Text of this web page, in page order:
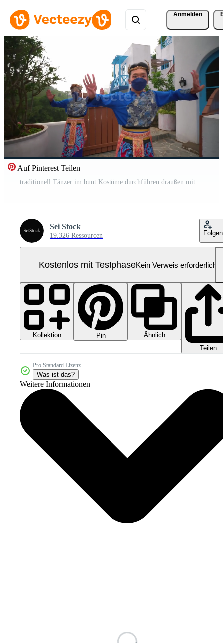
Anmelden
Auf Pinterest Teilen
traditionell Tänzer im bunt Kostüme durchführen draußen mit ein verschwommen Bewegung Wirkung, präsentieren kulturell tanzen Bewegungen Pro Video
Sei Stock
19.326 Ressourcen Folgen
Kostenlos mit TestphaseKein Verweis erforderlich
Kollektion Pin
Ähnlich
Teilen
Pro Standard Lizenz
Was ist das?
Weitere Informationen